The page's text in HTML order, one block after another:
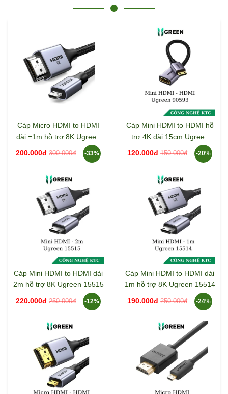
Cáp Micro HDMI to HDMI
dài =1m hỗ trợ 8K Ugreen
200.000đ 300.000đ -33%
Cáp Mini HDMI to HDMI hỗ
trợ 4K dài 15cm Ugreen
120.000đ 150.000đ -20%
Cáp Mini HDMI to HDMI dài
2m hỗ trợ 8K Ugreen 15515
220.000đ 250.000đ -12%
Cáp Mini HDMI to HDMI dài
1m hỗ trợ 8K Ugreen 15514
190.000đ 250.000đ -24%